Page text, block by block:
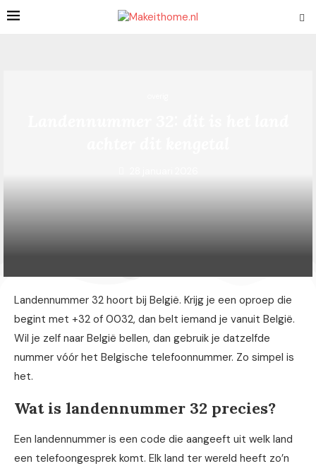
Landennummer 32 hoort bij België. Krijg je een oproep die
begint met +32 of 0032, dan belt iemand je vanuit België.
Wil je zelf naar België bellen, dan gebruik je datzelfde
nummer vóór het Belgische telefoonnummer. Zo simpel is
het.
Wat is landennummer 32 precies?
Een landennummer is een code die aangeeft uit welk land
een telefoongesprek komt. Elk land ter wereld heeft zo’n